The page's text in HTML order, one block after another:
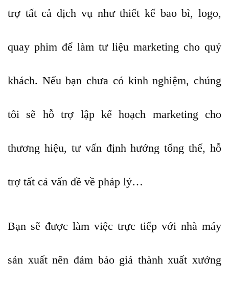
trợ tất cả dịch vụ như thiết kế bao bì, logo,
quay phim để làm tư liệu marketing cho quý
khách. Nếu bạn chưa có kinh nghiệm, chúng
tôi sẽ hỗ trợ lập kế hoạch marketing cho
thương hiệu, tư vấn định hướng tổng thế, hỗ
trợ tất cả vấn đề về pháp lý…
Bạn sẽ được làm việc trực tiếp với nhà máy
sản xuất nên đảm bảo giá thành xuất xưởng